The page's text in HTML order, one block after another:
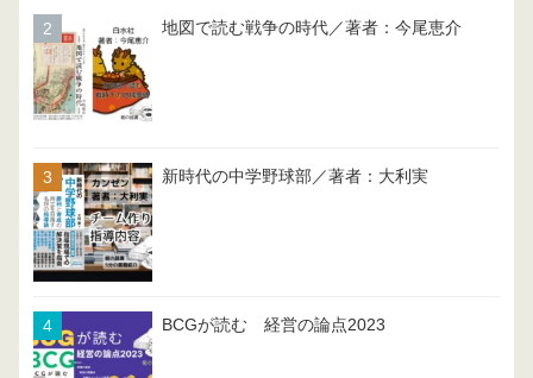
地図で読む戦争の時代／著者：今尾恵介
新時代の中学野球部／著者：大利実
BCGが読む 経営の論点2023